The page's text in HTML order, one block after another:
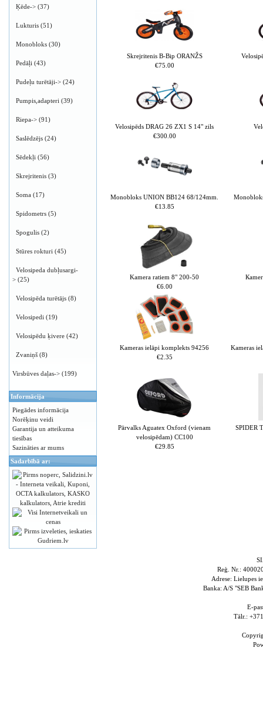
Skrejritenis B-Bip ORANŽS
€75.00
Velosipēds DRAG 26 ZX1 S 14" zils
€300.00
Monobloks UNION BB124 68/124mm.
€13.85
Kamera ratiem 8" 200-50
€6.00
Kameras ielāpi komplekts 94256
€2.35
Kameras
Pārvalks Aguatex Oxford (vienam
velosipēdam) CC100
€29.85
SPIDER
Ķēde-> (37)
Lukturis (51)
Monobloks (30)
Pedāļi (43)
Pudeļu turētāji-> (24)
Pumpis,adapteri (39)
Riepa-> (91)
Saslēdzējs (24)
Sēdekļi (56)
Skrejritenis (3)
Soma (17)
Spidometrs (5)
Spogulis (2)
Stūres rokturi (45)
Velosipeda dubļusargi-
> (25)
Velosipēda turētājs (8)
Velosipedi (19)
Velosipēdu ķivere (42)
Zvaniņš (8)
Virsbūves daļas-> (199)
Informācija
Piegādes informācija
Norēķinu veidi
Garantija un atteikuma
tiesības
Sazināties ar mums
Sadarbībā ar:
Reģ. Nr.:
Adrese: Lielupes
Banka: A/S "SEB
E-
Tālr.: